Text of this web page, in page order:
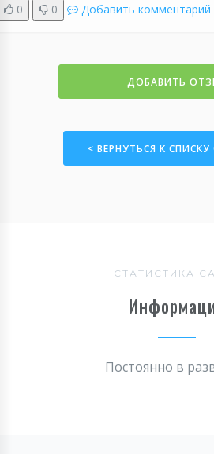
0 0 Добавить комментарий
ДОБАВИТЬ
< ВЕРНУТЬСЯ К
СТАТИСТИКА
Постоянно в